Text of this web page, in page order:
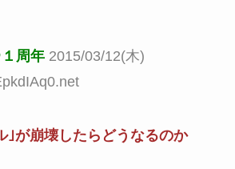
周年 2015/03/12(木)
｣が崩壊したらどうなるのか